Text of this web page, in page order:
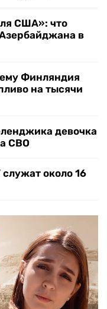
США»: что
в
Финляндия
на тысячи
девочка
СВО
около 16